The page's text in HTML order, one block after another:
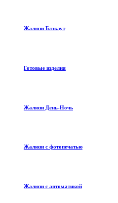
Жалюзи Блэкаут
Готовые изделия
Жалюзи День-Ночь
Жалюзи с фотопечатью
Жалюзи с автоматикой